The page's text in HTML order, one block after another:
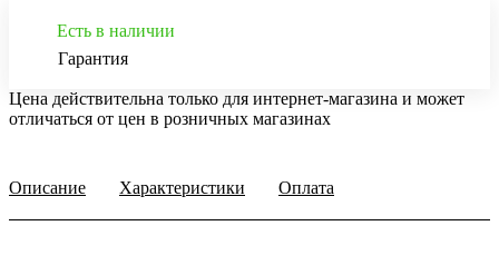
Есть в наличии
Гарантия
Цена действительна только для интернет-магазина и может
отличаться от цен в розничных магазинах
Описание Характеристики Оплата